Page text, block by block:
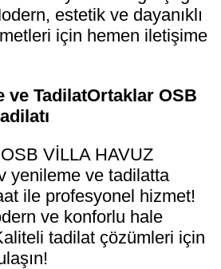
estetik ve dayanıklı
için hemen iletişime
ve TadilatOrtaklar OSB
VİLLA HAVUZ
yenileme ve tadilatta
ile profesyonel hizmet!
ve konforlu hale
tadilat çözümleri için